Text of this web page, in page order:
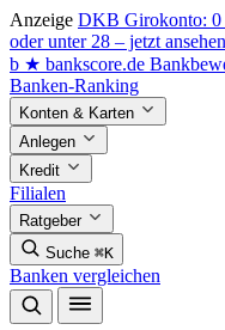
Anzeige DKB Girokonto: 0
oder unter 28 – jetzt
b ★ bankscore.de
Banken-Ranking
Konten & Karten
Anlegen
Kredit
Filialen
Ratgeber
Suche ⌘K
Banken vergleichen